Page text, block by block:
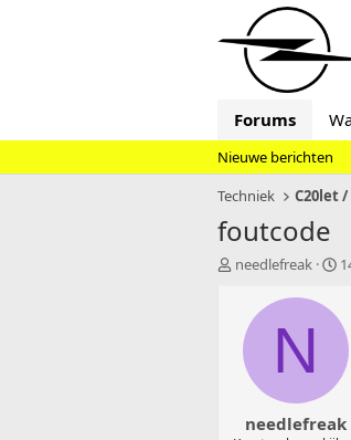
Forums
Nieuwe berichten
Techniek
C20let
foutcode
T
needlefreak
S
r
d
a
u
N
needlefreak